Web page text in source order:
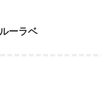
ーラベ